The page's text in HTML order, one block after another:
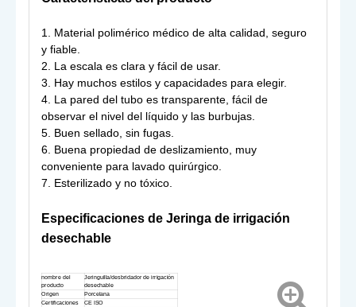
1. Material polimérico médico de alta calidad, seguro
y fiable.
2. La escala es clara y fácil de usar.
3. Hay muchos estilos y capacidades para elegir.
4. La pared del tubo es transparente, fácil de
observar el nivel del líquido y las burbujas.
5. Buen sellado, sin fugas.
6. Buena propiedad de deslizamiento, muy
conveniente para lavado quirúrgico.
7. Esterilizado y no tóxico.
Especificaciones de Jeringa de irrigación
desechable
nombre del
producto
Jeringuilla/desbridador de irrigación
desechable
Origen
Porcelana
Certificaciones
CE ISO